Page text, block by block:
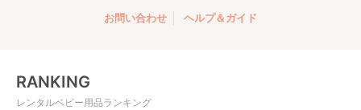
お問い合わせ ヘルプ＆ガイド
RANKING
レンタルベビー用品ランキング